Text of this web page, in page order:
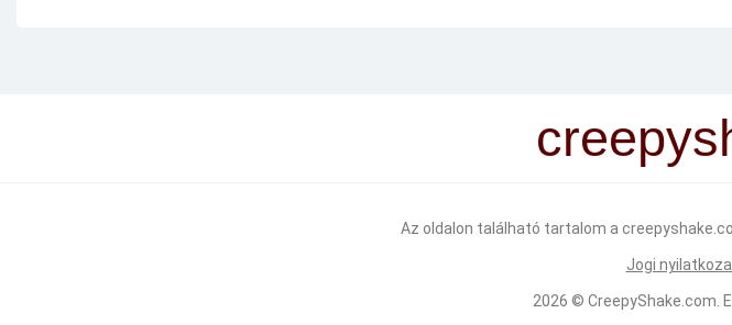
Az oldalon található tartalom a
Jogi
2026 © CreepyShake.com .